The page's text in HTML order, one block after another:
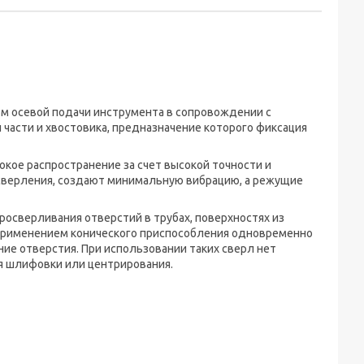
осевой подачи инструмента в сопровождении с
и хвостовика, предназначение которого фиксация
распространение за счет высокой точности и
создают минимальную вибрацию, а режущие
отверстий в трубах, поверхностях из
конического приспособления одновременно
отверстия. При использовании таких сверл нет
шлифовки или центрирования.